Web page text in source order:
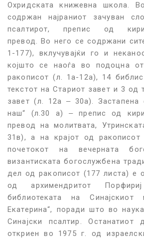
Охридската книжевна школа.
содржан најраниот зачуван
псалтирот, препис од
превод. Во него се содржани
1-177), вклучувајќи го и
којшто се наоѓа во подоцна
ракописот (л. 1а-12а), 14
текстот на Стариот завет и 3 од
завет (л. 12а ‒ 30а). Застапена
наш“ (л.30 а) ‒ препис од
превод на молитвата,
31в), а на крајот од
почетокот на вечерната
византиската богослужбена
дел од ракописот (177 листа) е
од архимендритот
библиотеката на Синајскиот
Екатерина“, поради што во
Синајски псалтир.
откриен во 1975 г. од